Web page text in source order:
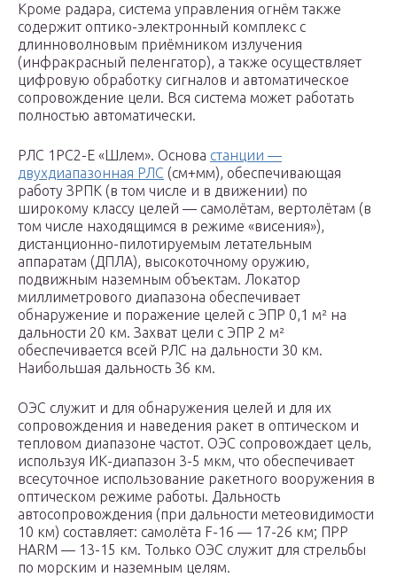
Кроме радара, система управления огнём также
содержит оптико-электронный комплекс с
длинноволновым приёмником излучения
(инфракрасный пеленгатор), а также осуществляет
цифровую обработку сигналов и автоматическое
сопровождение цели. Вся система может работать
полностью автоматически.
РЛС 1РС2-Е «Шлем». Основа станции —
двухдиапазонная РЛС (см+мм), обеспечивающая
работу ЗРПК (в том числе и в движении) по
широкому классу целей — самолётам, вертолётам (в
том числе находящимся в режиме «висения»),
дистанционно-пилотируемым летательным
аппаратам (ДПЛА), высокоточному оружию,
подвижным наземным объектам. Локатор
миллиметрового диапазона обеспечивает
обнаружение и поражение целей с ЭПР 0,1 м² на
дальности 20 км. Захват цели с ЭПР 2 м²
обеспечивается всей РЛС на дальности 30 км.
Наибольшая дальность 36 км.
ОЭС служит и для обнаружения целей и для их
сопровождения и наведения ракет в оптическом и
тепловом диапазоне частот. ОЭС сопровождает цель,
используя ИК-диапазон 3-5 мкм, что обеспечивает
всесуточное использование ракетного вооружения в
оптическом режиме работы. Дальность
автосопровождения (при дальности метеовидимости
10 км) составляет: самолёта F-16 — 17-26 км; ПРР
HARM — 13-15 км. Только ОЭС служит для стрельбы
по морским и наземным целям.